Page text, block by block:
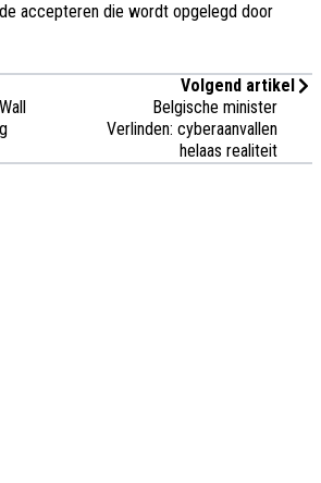
accepteren die wordt opgelegd door
Volgend artikel
Belgische minister
Verlinden: cyberaanvallen
helaas realiteit